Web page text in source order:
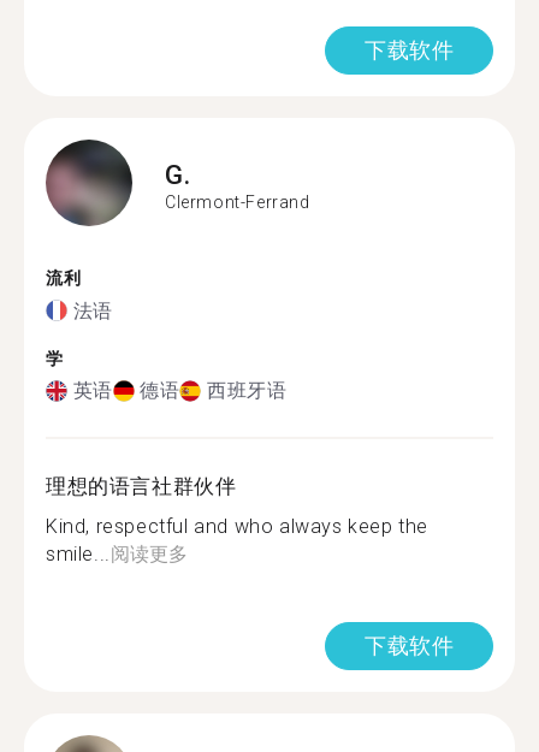
下载软件
G.
Clermont-Ferrand
流利
法语
学
英语 德语 西班牙语
理想的语言社群伙伴
Kind, respectful and who always keep the
smile...阅读更多
下载软件